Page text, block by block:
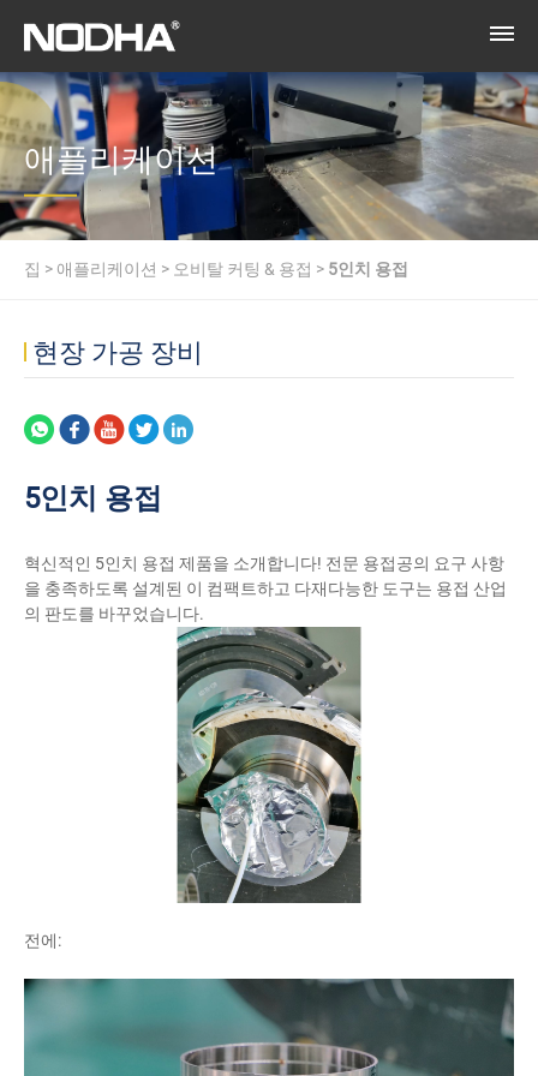
애플리케이션
집 > 애플리케이션 > 오비탈 커팅 & 용접 > 5인치 용접
현장 가공 장비
5인치 용접
혁신적인 5인치 용접 제품을 소개합니다! 전문 용접공의 요구 사항
을 충족하도록 설계된 이 컴팩트하고 다재다능한 도구는 용접 산업
의 판도를 바꾸었습니다.
전에: